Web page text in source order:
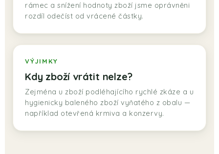
rámec a snížení hodnoty zboží jsme oprávněni
rozdíl odečíst od vrácené částky.
VÝJIMKY
Kdy zboží vrátit nelze?
Zejména u zboží podléhajícího rychlé zkáze a u
hygienicky baleného zboží vyňatého z obalu —
například otevřená krmiva a konzervy.